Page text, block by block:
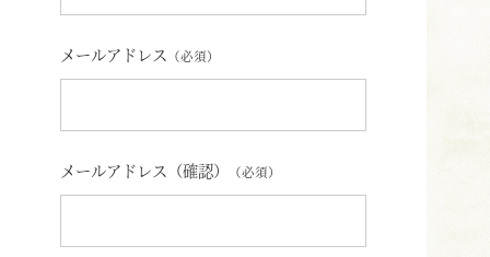
メールアドレス （必須）
メールアドレス（確認） （必須）